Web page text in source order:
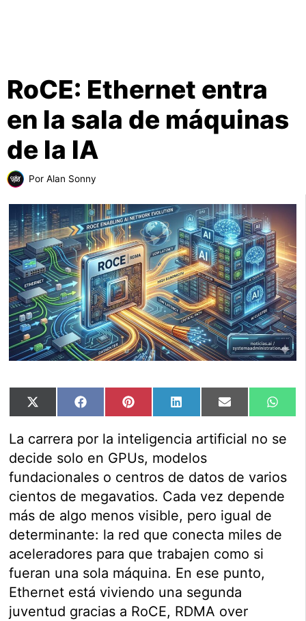
RoCE: Ethernet entra
en la sala de máquinas
de la IA
Por Alan Sonny
Compartir
en
X
Compartir
en
FacebookCompartir
en
PinterestCompartir
en
LinkedInCompartir
en
Email
en
La carrera por la inteligencia artificial no se
decide solo en GPUs, modelos
fundacionales o centros de datos de varios
cientos de megavatios. Cada vez depende
más de algo menos visible, pero igual de
determinante: la red que conecta miles de
aceleradores para que trabajen como si
fueran una sola máquina. En ese punto,
Ethernet está viviendo una segunda
juventud gracias a RoCE, RDMA over